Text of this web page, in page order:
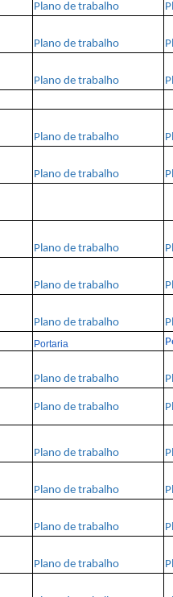
Plano de trabalho
Plano de trabalho
Plano de trabalho
Plano de trabalho
Plano de trabalho
Plano de trabalho
Plano de trabalho
Plano de trabalho
Portaria
Plano de trabalho
Plano de trabalho
Plano de trabalho
Plano de trabalho
Plano de trabalho
Plano de trabalho